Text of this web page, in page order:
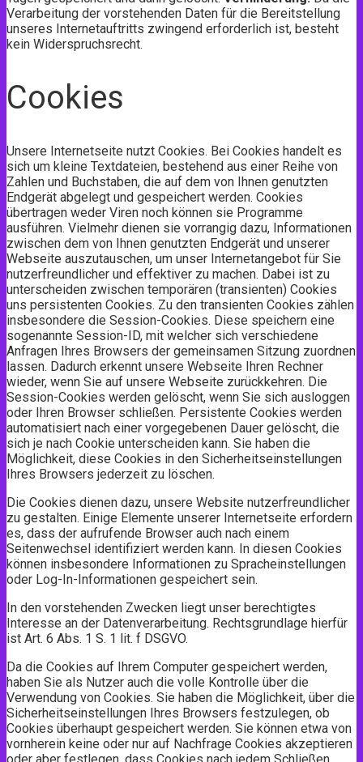
Verarbeitung der vorstehenden Daten für die Bereitstellung
unseres Internetauftritts zwingend erforderlich ist, besteht
kein Widerspruchsrecht.
Cookies
Unsere Internetseite nutzt Cookies. Bei Cookies handelt es
sich um kleine Textdateien, bestehend aus einer Reihe von
Zahlen und Buchstaben, die auf dem von Ihnen genutzten
Endgerät abgelegt und gespeichert werden. Cookies
übertragen weder Viren noch können sie Programme
ausführen. Vielmehr dienen sie vorrangig dazu, Informationen
zwischen dem von Ihnen genutzten Endgerät und unserer
Webseite auszutauschen, um unser Internetangebot für Sie
nutzerfreundlicher und effektiver zu machen. Dabei ist zu
unterscheiden zwischen temporären (transienten) Cookies
uns persistenten Cookies. Zu den transienten Cookies zählen
insbesondere die Session-Cookies. Diese speichern eine
sogenannte Session-ID, mit welcher sich verschiedene
Anfragen Ihres Browsers der gemeinsamen Sitzung zuordnen
lassen. Dadurch erkennt unsere Webseite Ihren Rechner
wieder, wenn Sie auf unsere Webseite zurückkehren. Die
Session-Cookies werden gelöscht, wenn Sie sich ausloggen
oder Ihren Browser schließen. Persistente Cookies werden
automatisiert nach einer vorgegebenen Dauer gelöscht, die
sich je nach Cookie unterscheiden kann. Sie haben die
Möglichkeit, diese Cookies in den Sicherheitseinstellungen
Ihres Browsers jederzeit zu löschen.
Die Cookies dienen dazu, unsere Website nutzerfreundlicher
zu gestalten. Einige Elemente unserer Internetseite erfordern
es, dass der aufrufende Browser auch nach einem
Seitenwechsel identifiziert werden kann. In diesen Cookies
können insbesondere Informationen zu Spracheinstellungen
oder Log-In-Informationen gespeichert sein.
In den vorstehenden Zwecken liegt unser berechtigtes
Interesse an der Datenverarbeitung. Rechtsgrundlage hierfür
ist Art. 6 Abs. 1 S. 1 lit. f DSGVO.
Da die Cookies auf Ihrem Computer gespeichert werden,
haben Sie als Nutzer auch die volle Kontrolle über die
Verwendung von Cookies. Sie haben die Möglichkeit, über die
Sicherheitseinstellungen Ihres Browsers festzulegen, ob
Cookies überhaupt gespeichert werden. Sie können etwa von
vornherein keine oder nur auf Nachfrage Cookies akzeptieren